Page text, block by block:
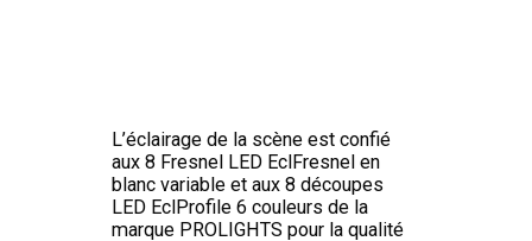
L’éclairage de la scène est confié
aux 8 Fresnel LED EclFresnel en
blanc variable et aux 8 découpes
LED EclProfile 6 couleurs de la
marque PROLIGHTS pour la qualité